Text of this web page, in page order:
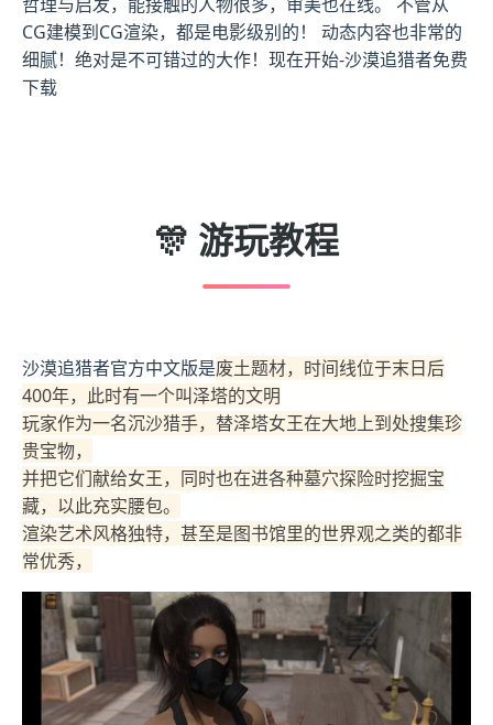
CG建模到CG渲染，都是电影级别的！ 动态内容也非常的
细腻！绝对是不可错过的大作！现在开始-沙漠追猎者免费
下载
🎊 游玩教程
沙漠追猎者官方中文版是废土题材，时间线位于末日后
400年，此时有一个叫泽塔的文明
玩家作为一名沉沙猎手，替泽塔女王在大地上到处搜集珍
贵宝物，
并把它们献给女王，同时也在进各种墓穴探险时挖掘宝
藏，以此充实腰包。
渲染艺术风格独特，甚至是图书馆里的世界观之类的都非
常优秀，